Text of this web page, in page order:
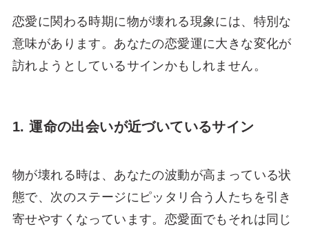
恋愛に関わる時期に物が壊れる現象には、特別な
意味があります。あなたの恋愛運に大きな変化が
訪れようとしているサインかもしれません。
1. 運命の出会いが近づいているサイン
物が壊れる時は、あなたの波動が高まっている状
態で、次のステージにピッタリ合う人たちを引き
寄せやすくなっています。恋愛面でもそれは同じ